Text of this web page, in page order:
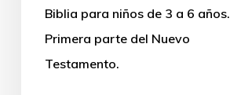
Biblia para niños de 3 a 6 años.
Primera parte del Nuevo
Testamento.